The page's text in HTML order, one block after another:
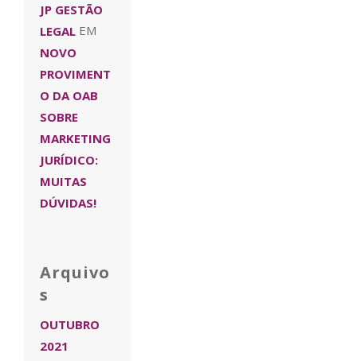
JP GESTÃO
LEGAL EM
NOVO
PROVIMENT
O DA OAB
SOBRE
MARKETING
JURÍDICO:
MUITAS
DÚVIDAS!
Arquivo
s
OUTUBRO
2021